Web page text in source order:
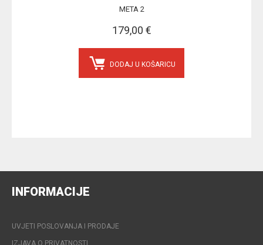
META 2
179,00 €
DODAJ U KOŠARICU
INFORMACIJE
UVJETI POSLOVANJA I PRODAJE
IZJAVA O PRIVATNOSTI